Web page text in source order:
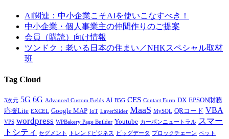
AI関連：中小企業こそAIを使いこなすべき！
中小企業・個人事業主の仲間作りのご提案
会員（購読）向け情報
ツンドク：老いる日本の住まい／NHKスペシャル取材
班
Tag Cloud
3次元 5G 6G Advanced Custom Fields AI B5G CES Contact Form DX EPSON財務
応援Lite EXCEL Google MAP IoT LayerSlider MaaS MySQL QRコード VBA
VPS wordpress WPBakery Page Builder Youtube カーボンニュートラル スマー
トシティ
セグメント トレンドビジネス ビッグデータ ブロックチェーン ペット